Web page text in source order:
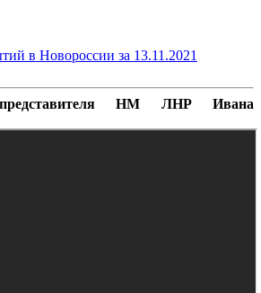
в Новороссии за 13.11.2021
НМ ЛНР Ивана